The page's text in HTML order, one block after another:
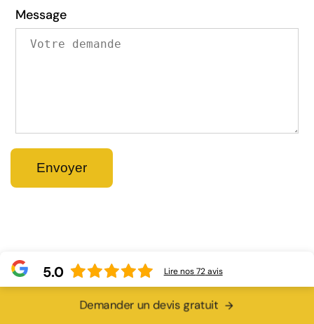
Message
Demander un devis gratuit
5.0 Lire nos72avis